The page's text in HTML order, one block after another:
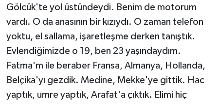
Gölcük'te yol üstündeydi. Benim de motorum
vardı. O da anasının bir kızıydı. O zaman telefon
yoktu, el sallama, işaretleşme derken tanıştık.
Evlendiğimizde o 19, ben 23 yaşındaydım.
Fatma'm ile beraber Fransa, Almanya, Hollanda,
Belçika'yı gezdik. Medine, Mekke'ye gittik. Hac
yaptık, umre yaptık, Arafat'a çıktık. Elimi hiç